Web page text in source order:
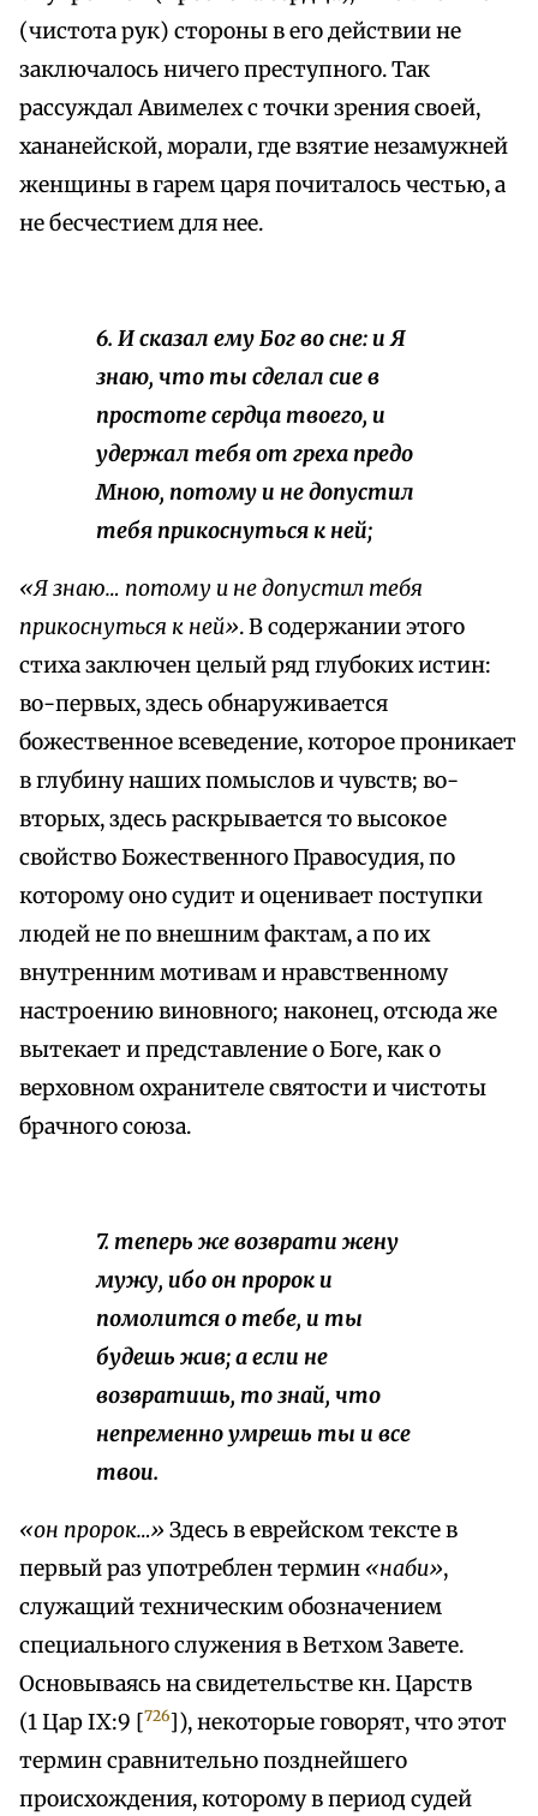
(чистота рук) стороны в его действии не
заключалось ничего преступного. Так
рассуждал Авимелех с точки зрения своей,
хананейской, морали, где взятие незамужней
женщины в гарем царя почиталось честью, а
не бесчестием для нее.
6. И сказал ему Бог во сне: и Я
знаю, что ты сделал сие в
простоте сердца твоего, и
удержал тебя от греха предо
Мною, потому и не допустил
тебя прикоснуться к ней;
«Я знаю… потому и не допустил тебя
прикоснуться к ней». В содержании этого
стиха заключен целый ряд глубоких истин:
во-первых, здесь обнаруживается
божественное всеведение, которое проникает
в глубину наших помыслов и чувств; во-
вторых, здесь раскрывается то высокое
свойство Божественного Правосудия, по
которому оно судит и оценивает поступки
людей не по внешним фактам, а по их
внутренним мотивам и нравственному
настроению виновного; наконец, отсюда же
вытекает и представление о Боге, как о
верховном охранителе святости и чистоты
брачного союза.
7. теперь же возврати жену
мужу, ибо он пророк и
помолится о тебе, и ты
будешь жив; а если не
возвратишь, то знай, что
непременно умрешь ты и все
твои.
«он пророк…» Здесь в еврейском тексте в
первый раз употреблен термин «наби»,
служащий техническим обозначением
специального служения в Ветхом Завете.
Основываясь на свидетельстве кн. Царств
(1 Цар IX:9 [726]), некоторые говорят, что этот
термин сравнительно позднейшего
происхождения, которому в период судей